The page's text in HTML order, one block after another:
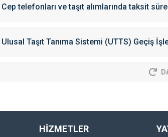
Cep telefonları ve taşıt alımlarında taksit
Ulusal Taşıt Tanıma Sistemi (UTTS) Geçiş
HİZMETLER